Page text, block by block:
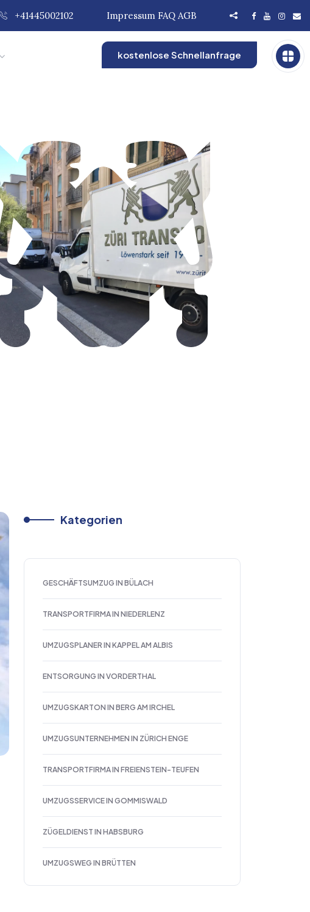
+41445002102 Impressum FAQ AGB
kostenlose Schnellanfrage
Kategorien
GESCHÄFTSUMZUG IN BÜLACH
TRANSPORTFIRMA IN NIEDERLENZ
UMZUGSPLANER IN KAPPEL AM ALBIS
ENTSORGUNG IN VORDERTHAL
UMZUGSKARTON IN BERG AM IRCHEL
UMZUGSUNTERNEHMEN IN ZÜRICH ENGE
TRANSPORTFIRMA IN FREIENSTEIN-TEUFEN
UMZUGSSERVICE IN GOMMISWALD
ZÜGELDIENST IN HABSBURG
UMZUGSWEG IN BRÜTTEN